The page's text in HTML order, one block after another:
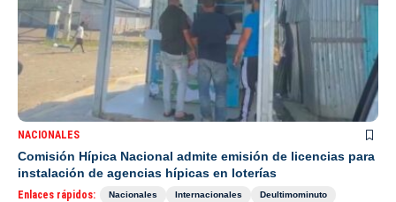
NACIONALES
Comisión Hípica Nacional admite emisión de licencias para
instalación de agencias hípicas en loterías
Enlaces rápidos: Nacionales Internacionales
Deultimominuto